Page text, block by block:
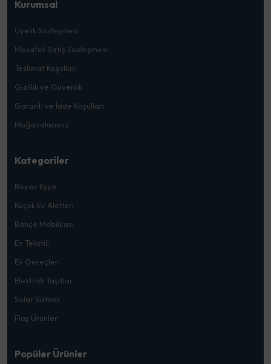
Kurumsal
Üyelik Sözleşmesi
Mesafeli Satış Sözleşmesi
Teslimat Koşulları
Gizlilik ve Güvenlik
Garanti ve İade Koşulları
Mağazalarımız
Kategoriler
Beyaz Eşya
Küçük Ev Aletleri
Bahçe Mobilyası
Ev Tekstili
Ev Gereçleri
Elektrikli Taşıtlar
Solar Sistem
Flaş Ürünler
Popüler Ürünler